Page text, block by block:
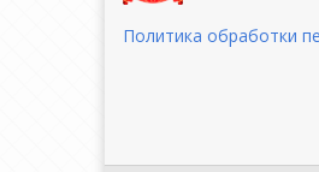
Политика обработки